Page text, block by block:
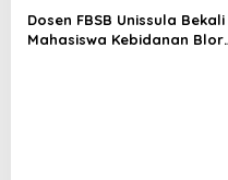
Dosen FBSB Unissula Bekali
Mahasiswa Kebidanan